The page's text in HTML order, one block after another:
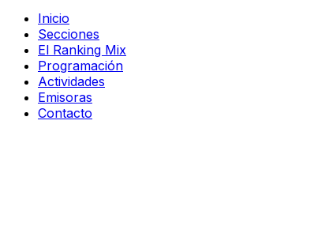
Inicio
Secciones
El Ranking Mix
Programación
Actividades
Emisoras
Contacto